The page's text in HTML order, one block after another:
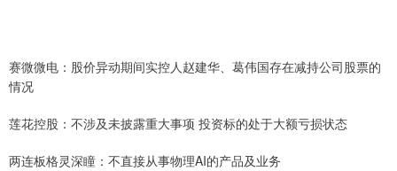
赛微微电：股价异动期间实控人赵建华、葛伟国存在减持公司股票的
情况
莲花控股：不涉及未披露重大事项 投资标的处于大额亏损状态
两连板格灵深瞳：不直接从事物理AI的产品及业务